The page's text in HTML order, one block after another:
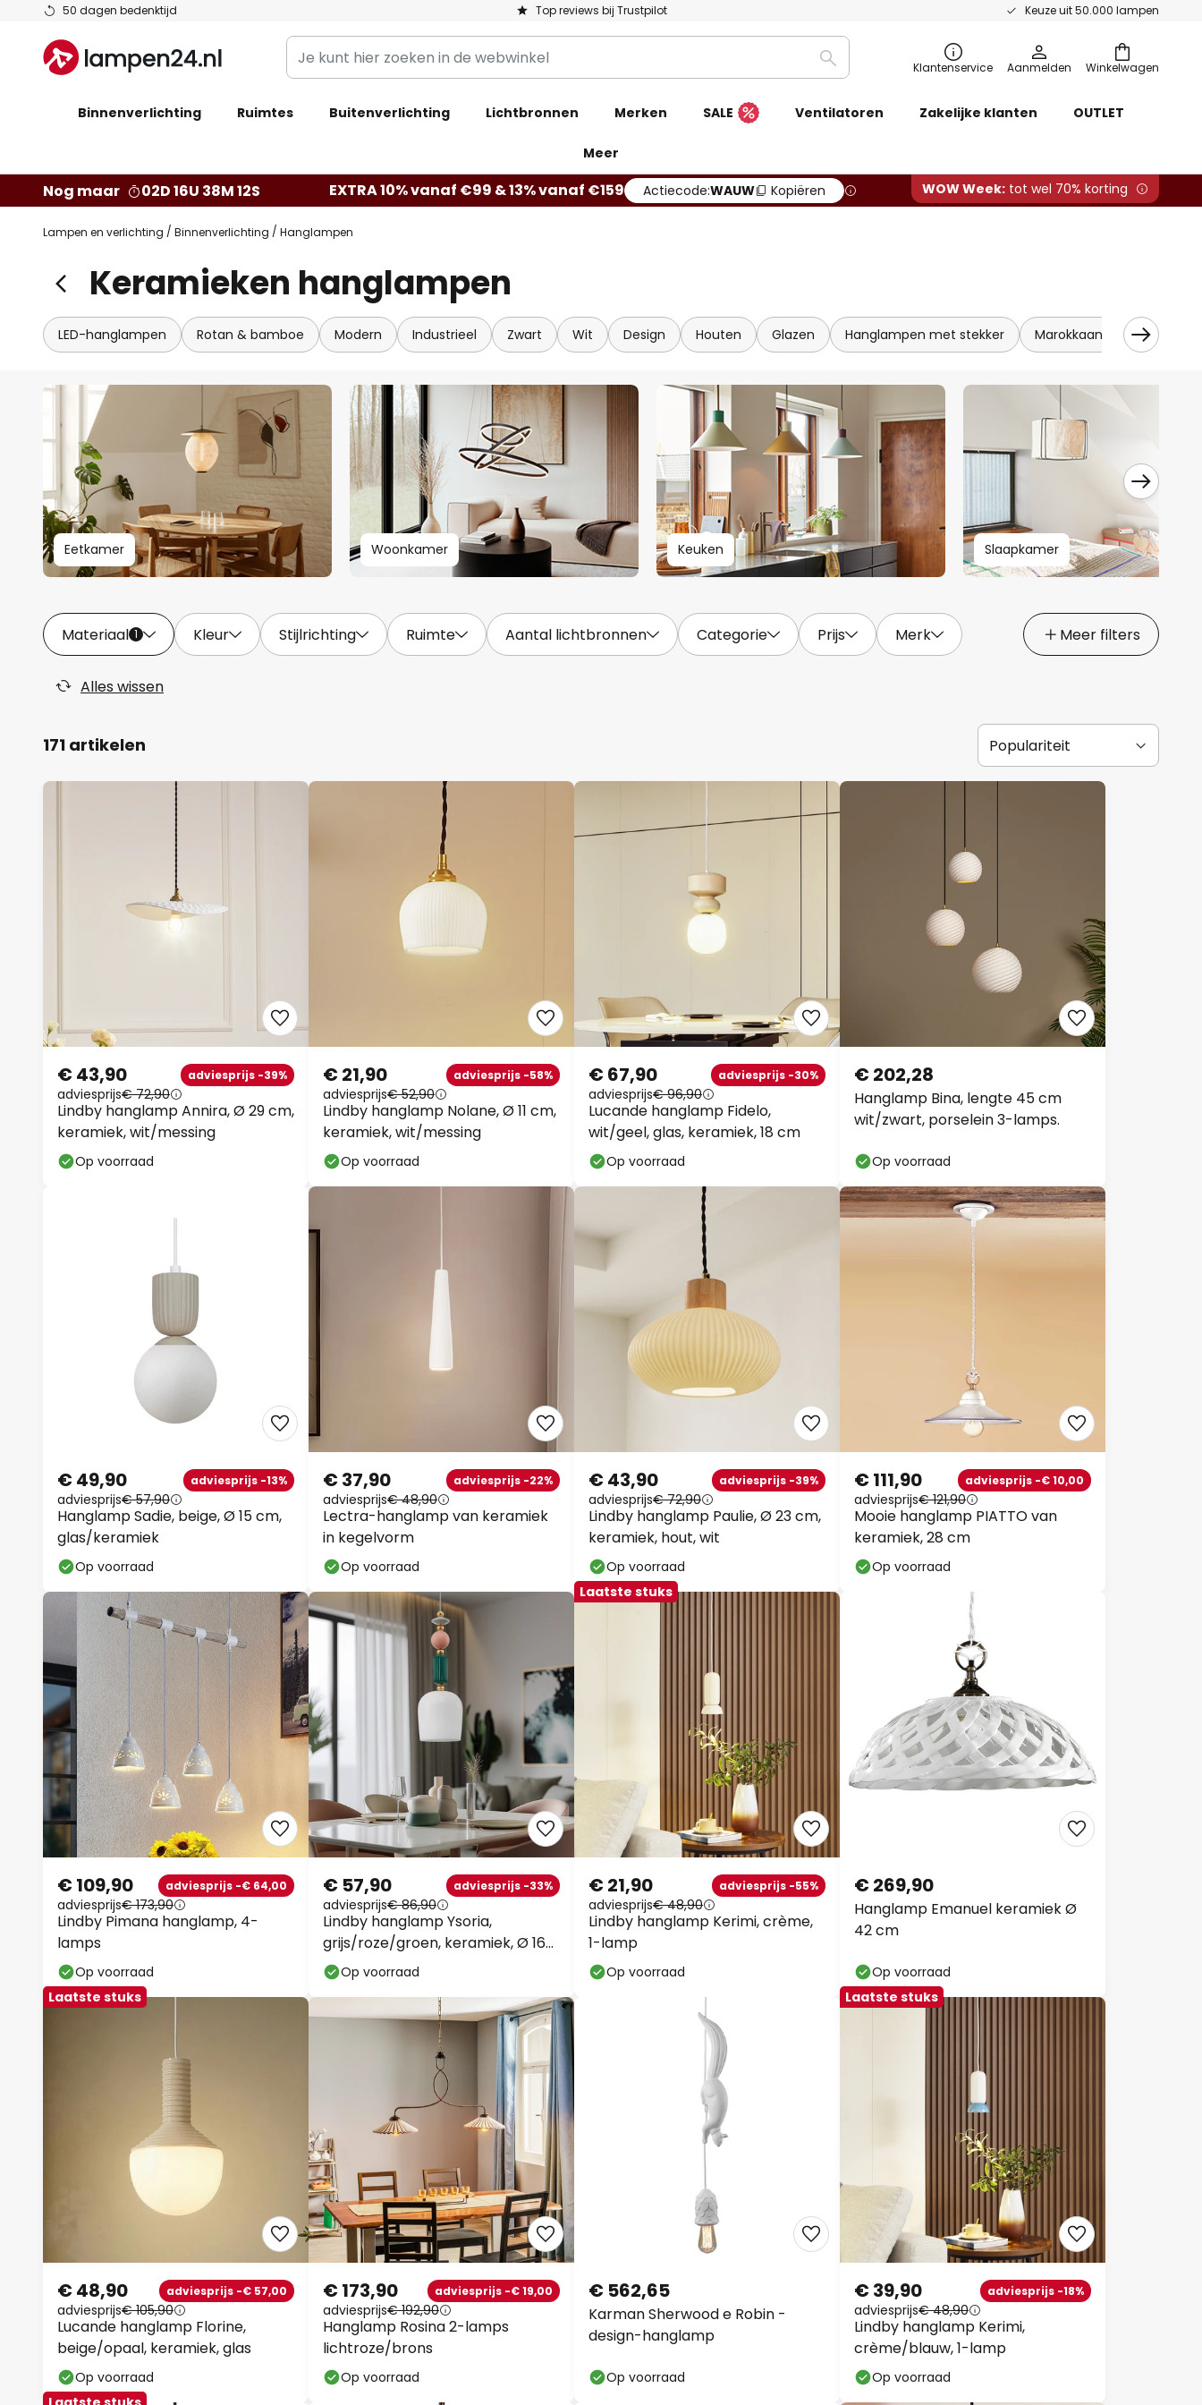
50 dagen bedenktijd Top reviews bij Trustpilot Keuze uit 50.000 lampen
Ga
de
inhoud
Winkelwagen
Je
kunt
zoeken
webwinkel
Zoeken Klantenservice Aanmelden
Binnenverlichting Ruimtes Buitenverlichting Lichtbronnen Merken SALE Ventilatoren Zakelijke klanten OUTLET
Meer
Nog maar 02D 16U 38M 10S EXTRA 10% vanaf €99 & 13% vanaf €159 Actiecode:WAUW Kopiëren WOW Week: tot wel 70% korting
Lampen en verlichting Binnenverlichting Hanglampen
Keramieken hanglampen
LED-hanglampen Rotan & bamboe Modern Industrieel Zwart Wit Design Houten Glazen Hanglampen met stekker Marokkaanse / oosterse
Eetkamer Woonkamer Keuken Slaapkamer
Materiaal 1 Kleur Stijlrichting Ruimte Aantal lichtbronnen Categorie Prijs Merk Meer filters
Alles wissen
171 artikelen
Lindby hanglamp Annira, Ø 29 cm,
keramiek, wit/messing
€ 43,90 adviesprijs -39%
adviesprijs€ 72,90
Op voorraad
Lindby hanglamp Nolane, Ø 11 cm,
keramiek, wit/messing
€ 21,90 adviesprijs -58%
adviesprijs€ 52,90
Op voorraad
Lucande hanglamp Fidelo,
wit/geel, glas, keramiek, 18 cm
€ 67,90 adviesprijs -30%
adviesprijs€ 96,90
Op voorraad
Hanglamp Bina, lengte 45 cm
wit/zwart, porselein 3-lamps.
€ 202,28
Op voorraad
Hanglamp Sadie, beige, Ø 15 cm,
glas/keramiek
€ 49,90 adviesprijs -13%
adviesprijs€ 57,90
Op voorraad
Lectra-hanglamp van keramiek
in kegelvorm
€ 37,90 adviesprijs -22%
adviesprijs€ 48,90
Op voorraad
Lindby hanglamp Paulie, Ø 23 cm,
keramiek, hout, wit
€ 43,90 adviesprijs -39%
adviesprijs€ 72,90
Op voorraad
Mooie hanglamp PIATTO van
keramiek, 28 cm
€ 111,90 adviesprijs -€ 10,00
adviesprijs€ 121,90
Op voorraad
Lindby Pimana hanglamp, 4-
lamps
€ 109,90 adviesprijs -€ 64,00
adviesprijs€ 173,90
Op voorraad
Lindby hanglamp Ysoria,
grijs/roze/groen, keramiek, Ø 16
cm
€ 57,90 adviesprijs -33%
adviesprijs€ 86,90
Op voorraad
Laatste stuks
Lindby hanglamp Kerimi, crème,
1-lamp
€ 21,90 adviesprijs -55%
adviesprijs€ 48,90
Op voorraad
Hanglamp Emanuel keramiek Ø
42 cm
€ 269,90
Op voorraad
Laatste stuks
Lucande hanglamp Florine,
beige/opaal, keramiek, glas
€ 48,90 adviesprijs -€ 57,00
adviesprijs€ 105,90
Op voorraad
Hanglamp Rosina 2-lamps
lichtroze/brons
€ 173,90 adviesprijs -€ 19,00
adviesprijs€ 192,90
Op voorraad
Karman Sherwood e Robin -
design-hanglamp
€ 562,65
Op voorraad
Laatste stuks
Lindby hanglamp Kerimi,
crème/blauw, 1-lamp
€ 39,90 adviesprijs -18%
adviesprijs€ 48,90
Op voorraad